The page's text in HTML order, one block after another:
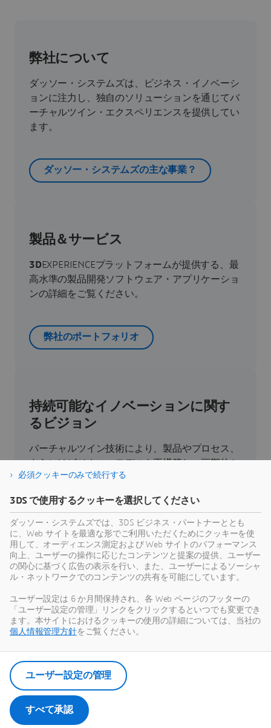
弊社について
ダッソー・システムズは、ビジネス・イノベーシ
ョンに注力し、独自のソリューションを通じてバ
ーチャルツイン・エクスペリエンスを提供してい
ます。
ダッソー・システムズの主な事業？
製品＆サービス
3DEXPERIENCEプラットフォームが提供する、最
高水準の製品開発ソフトウェア・アプリケーショ
ンの詳細をご覧ください。
弊社のポートフォリオ
持続可能なイノベーションに関す
るビジョン
バーチャルツイン技術により、製品やプロセス、
さらにはビジネス・モデルを再構築し、画期的か
つ持続可能なイノベーションを実現できます。
持続可能性
ダッソー・システムズのすべてのプレスリリース
やメディア関連情報をご覧いただけます。
ニュース・ルームを見る
必須クッキーのみで続行する
3DS で使用するクッキーを選択してください
ダッソー・システムズでは、3DS ビジネス・パートナーととも
に、Web サイトを最適な形でご利用いただくためにクッキーを使
用して、オーディエンス測定および Web サイトのパフォーマンス
向上、ユーザーの操作に応じたコンテンツと提案の提供、ユーザー
の関心に基づく広告の表示を行い、また、ユーザーによるソーシャ
ル・ネットワークでのコンテンツの共有を可能にしています。
ユーザー設定は 6 か月間保持され、各 Web ページのフッターの
「ユーザー設定の管理」リンクをクリックするといつでも変更でき
ます。本サイトにおけるクッキーの使用の詳細については、当社の
個人情報管理方針をご覧ください。
すべて承認
ユーザー設定の管理